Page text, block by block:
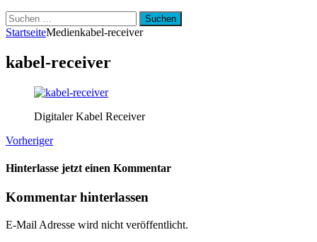
Suchen
nach:
StartseiteMedienkabel-receiver
kabel-receiver
Digitaler Kabel Receiver
Vorheriger
Hinterlasse jetzt einen Kommentar
Kommentar hinterlassen
E-Mail Adresse wird nicht veröffentlicht.